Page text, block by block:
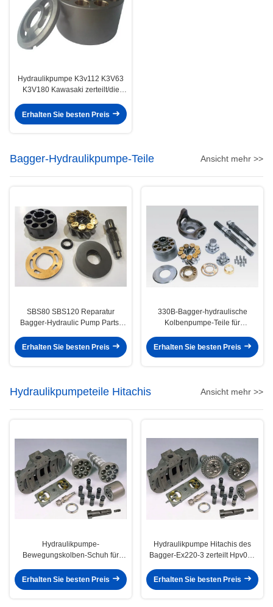
Hydraulikpumpe K3v112 K3V63
K3V180 Kawasaki zerteilt/die
Erhalten Sie besten Preis
Bagger-Hydraulikpumpe-Teile Ansicht mehr >>
SBS80 SBS120 Reparatur
Bagger-Hydraulic Pump Parts-
Erhalten Sie besten Preis
330B-Bagger-hydraulische
Kolbenpumpe-Teile für
E200b 320
Erhalten Sie besten Preis
Hydraulikpumpeteile Hitachis Ansicht mehr >>
Hydraulikpumpe-
Bewegungskolben-Schuh für
EX200-1 EX200-2
Erhalten Sie besten Preis
Hydraulikpumpe Hitachis des
Bagger-Ex220-3 zerteilt Hpv091
Erhalten Sie besten Preis